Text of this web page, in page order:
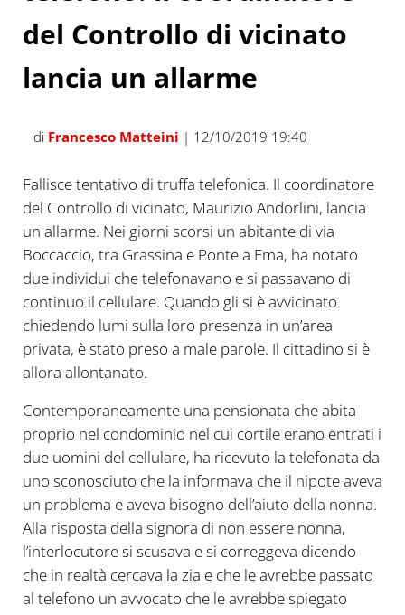
del Controllo di vicinato
lancia un allarme
di Francesco Matteini | 12/10/2019 19:40
Fallisce tentativo di truffa telefonica. Il coordinatore
del Controllo di vicinato, Maurizio Andorlini, lancia
un allarme. Nei giorni scorsi un abitante di via
Boccaccio, tra Grassina e Ponte a Ema, ha notato
due individui che telefonavano e si passavano di
continuo il cellulare. Quando gli si è avvicinato
chiedendo lumi sulla loro presenza in un’area
privata, è stato preso a male parole. Il cittadino si è
allora allontanato.
Contemporaneamente una pensionata che abita
proprio nel condominio nel cui cortile erano entrati i
due uomini del cellulare, ha ricevuto la telefonata da
uno sconosciuto che la informava che il nipote aveva
un problema e aveva bisogno dell’aiuto della nonna.
Alla risposta della signora di non essere nonna,
l’interlocutore si scusava e si correggeva dicendo
che in realtà cercava la zia e che le avrebbe passato
al telefono un avvocato che le avrebbe spiegato